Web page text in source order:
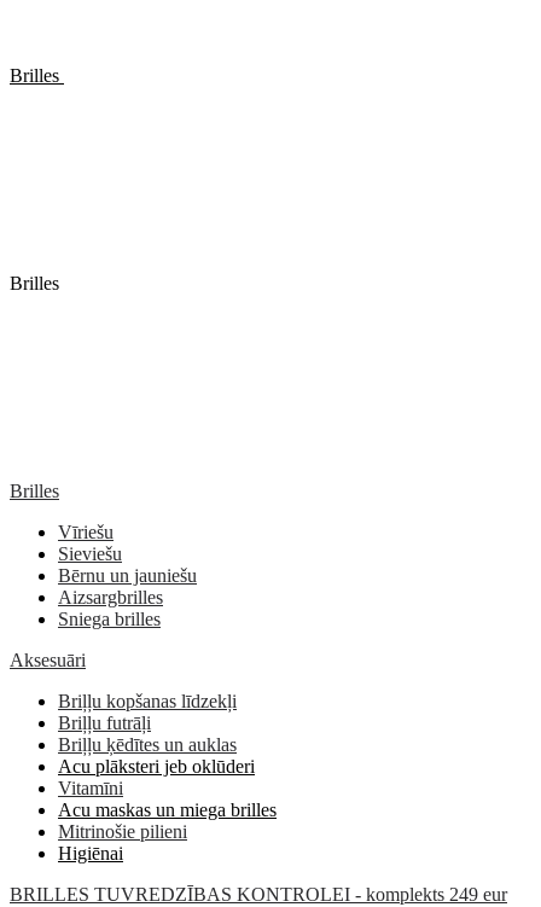
Brilles
Brilles
Brilles
Vīriešu
Sieviešu
Bērnu un jauniešu
Aizsargbrilles
Sniega brilles
Aksesuāri
Briļļu kopšanas līdzekļi
Briļļu futrāļi
Briļļu ķēdītes un auklas
Acu plāksteri jeb oklūderi
Vitamīni
Acu maskas un miega brilles
Mitrinošie pilieni
Higiēnai
BRILLES TUVREDZĪBAS KONTROLEI - komplekts 249 eur